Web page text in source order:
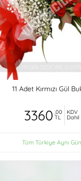
11 Adet Kırmızı Gül
3360 ,00
TL
KDV
Dahil
Tüm Türkiye Aynı Gün